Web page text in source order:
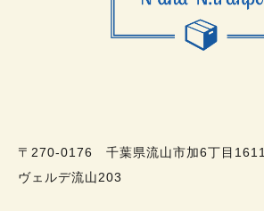
〒270-0176 千葉県流山市加6丁目1611
ヴェルデ流山203